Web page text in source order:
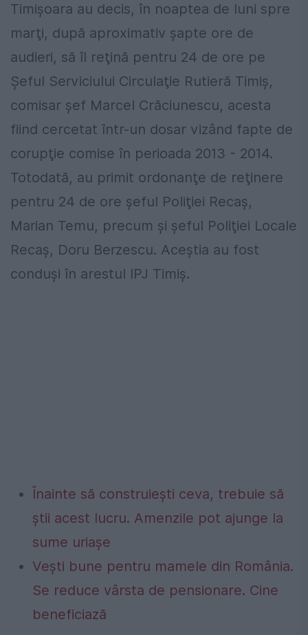
Timişoara au decis, în noaptea de luni spre
marţi, după aproximativ şapte ore de
audieri, să îl reţină pentru 24 de ore pe
Şeful Serviciului Circulaţie Rutieră Timiş,
comisar şef Marcel Crăciunescu, acesta
fiind cercetat într-un dosar vizând fapte de
corupţie comise în perioada 2013 - 2014.
Totodată, au primit ordonanţe de reţinere
pentru 24 de ore şeful Poliţiei Recaş,
Marian Temu, precum şi şeful Poliţiei Locale
Recaş, Doru Berzescu. Aceştia au fost
conduşi în arestul IPJ Timiş.
Înainte să construiești ceva, trebuie să
știi acest lucru. Amenzile pot ajunge la
sume uriașe
Vești bune pentru mamele din România.
Se reduce vârsta de pensionare. Cine
beneficiază